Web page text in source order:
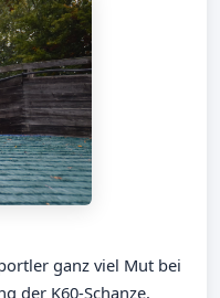
ganz viel Mut bei
der K60-Schanze.